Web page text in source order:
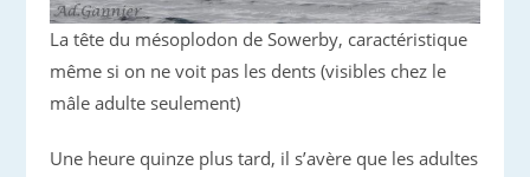
La tête du mésoplodon de Sowerby, caractéristique
même si on ne voit pas les dents (visibles chez le
mâle adulte seulement)
Une heure quinze plus tard, il s’avère que les adultes